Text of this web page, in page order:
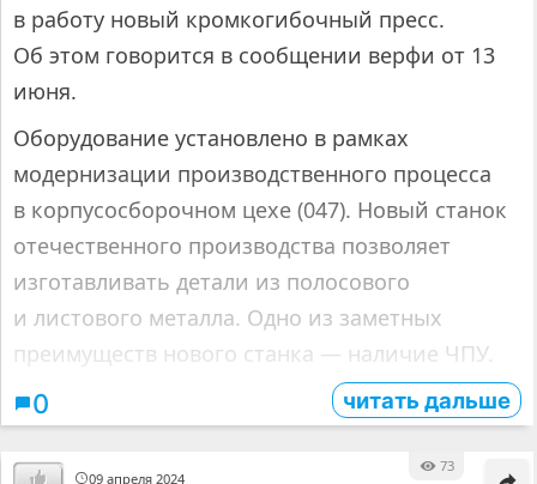
в работу новый кромкогибочный пресс.
Об этом говорится в сообщении верфи от 13
июня.
Оборудование установлено в рамках
модернизации производственного процесса
в корпусосборочном цехе (047). Новый станок
отечественного производства позволяет
изготавливать детали из полосового
и листового металла. Одно из заметных
преимуществ нового станка — наличие ЧПУ.
0 читать дальше
09 апреля 2024
73